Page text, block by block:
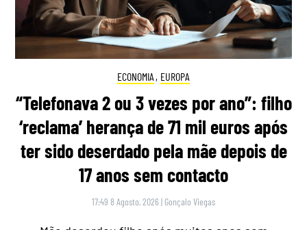
ECONOMIA , EUROPA
“Telefonava 2 ou 3 vezes por ano”: filho
‘reclama’ herança de 71 mil euros após
ter sido deserdado pela mãe depois de
17 anos sem contacto
17:49 8 Agosto, 2026 | Gonçalo Viegas